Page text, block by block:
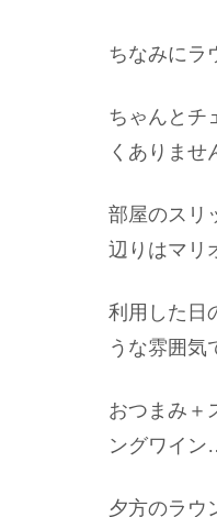
ちなみにラ
ちゃんとチ
くありませ
部屋のスリ
辺りはマリ
利用した日
うな雰囲気
おつまみ＋
ングワイン
夕方のラウ